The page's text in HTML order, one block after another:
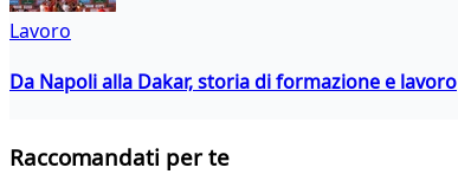
Lavoro
Da Napoli alla Dakar, storia di formazione e lavoro
Raccomandati per te